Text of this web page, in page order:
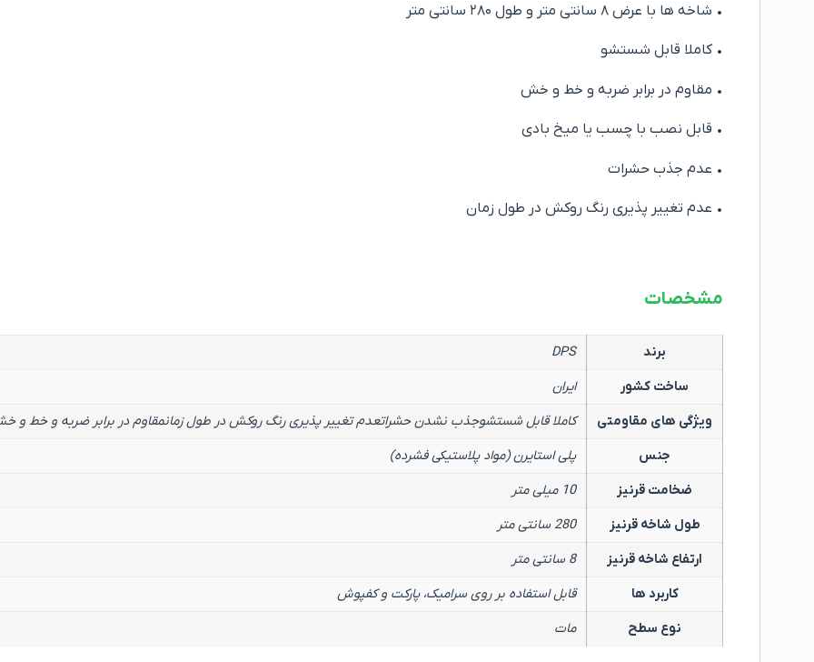
• شاخه ها با عرض ۸ سانتی متر و طول ۲۸۰ سانتی متر
• کاملا قابل شستشو
• مقاوم در برابر ضربه و خط و خش
• قابل نصب با چسب یا میخ بادی
• عدم جذب حشرات
• عدم تغییر پذیری رنگ روکش در طول زمان
مشخصات
برند
DPS
ساخت کشور
ایران
ویژگی های مقاومتی
کاملا قابل شستشوجذب نشدن حشراتعدم تغییر پذیری رنگ روکش در طول زمانمقاوم در برابر ضربه و خط و
جنس
پلی استایرن (مواد پلاستیکی فشرده)
ضخامت قرنیز
10 میلی متر
طول شاخه قرنیز
280 سانتی متر
ارتفاع شاخه قرنیز
8 سانتی متر
کاربرد ها
قابل استفاده بر روی سرامیک، پارکت و کفپوش
نوع سطح
مات